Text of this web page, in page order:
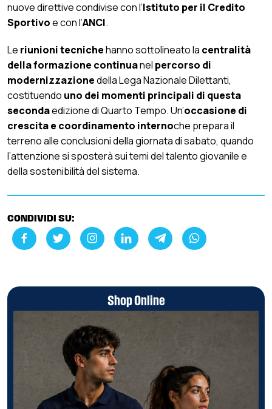
nuove direttive condivise con l’Istituto per il Credito
Sportivoe con l’ANCI.
Le riunioni tecnichehanno sottolineato la centralità
della formazione continuanel percorso di
modernizzazionedella Lega Nazionale Dilettanti,
costituendo uno dei momenti principali di questa
secondaedizione di Quarto Tempo. Un’occasione di
crescita e coordinamento internoche prepara il
terreno alle conclusioni della giornata di sabato, quando
l’attenzione si sposterà sui temi del talento giovanile e
della sostenibilità del sistema.
CONDIVIDI SU:
Shop Online